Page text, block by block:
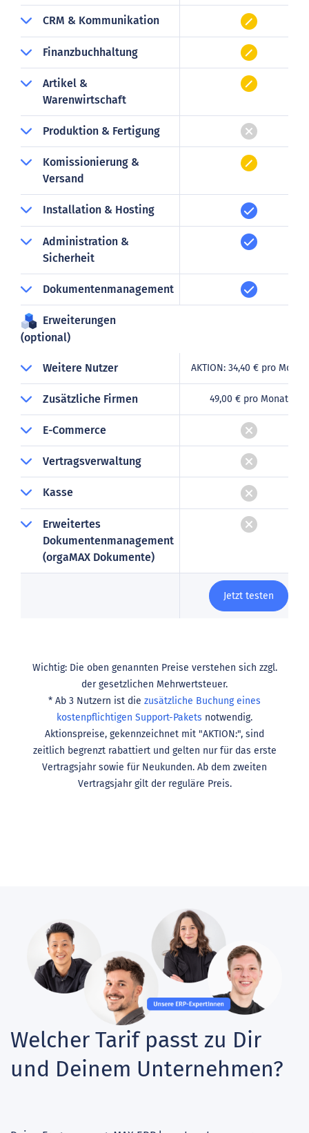
CRM & Kommunikation
Finanzbuchhaltung
Artikel &
Warenwirtschaft
Produktion & Fertigung
Komissionierung &
Versand
Installation & Hosting
Administration &
Sicherheit
Dokumentenmanagement
Erweiterungen
(optional)
Weitere Nutzer AKTION: 34,40 € pro Monat
Zusätzliche Firmen 49,00 € pro Monat
E-Commerce
Vertragsverwaltung
Kasse
Erweitertes
Dokumentenmanagement
(orgaMAX Dokumente)
Jetzt testen
Wichtig: Die oben genannten Preise verstehen sich zzgl.
der gesetzlichen Mehrwertsteuer.
* Ab 3 Nutzern ist die zusätzliche Buchung eines
kostenpflichtigen Support-Pakets notwendig.
Aktionspreise, gekennzeichnet mit "AKTION:", sind
zeitlich begrenzt rabattiert und gelten nur für das erste
Vertragsjahr sowie für Neukunden. Ab dem zweiten
Vertragsjahr gilt der reguläre Preis.
Welcher Tarif passt zu Dir
und Deinem Unternehmen?